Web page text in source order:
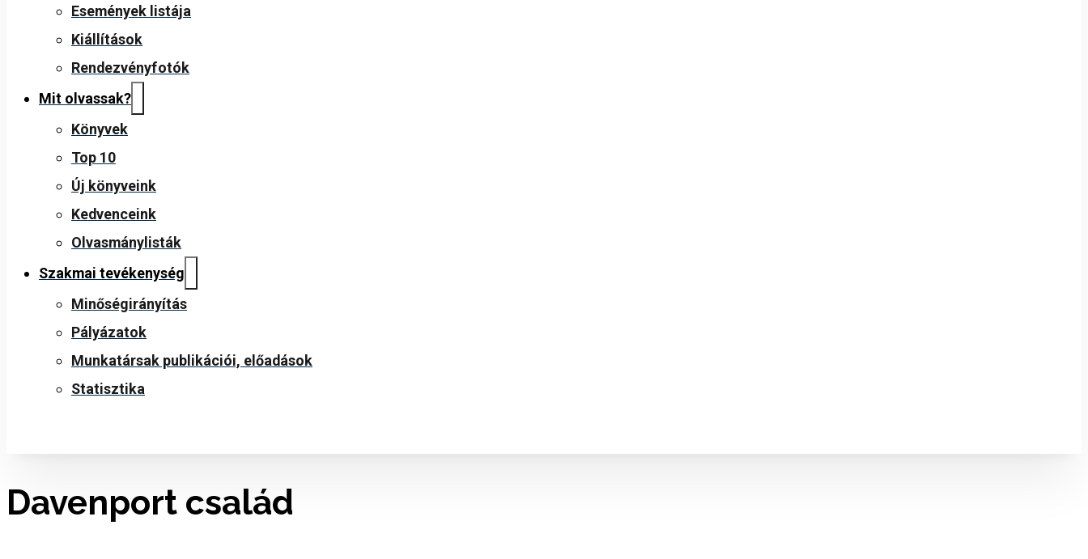
Események listája
Kiállítások
Rendezvényfotók
Mit olvassak?
Könyvek
Top 10
Új könyveink
Kedvenceink
Olvasmánylisták
Szakmai tevékenység
Minőségirányítás
Pályázatok
Munkatársak publikációi, előadások
Statisztika
Davenport ​család